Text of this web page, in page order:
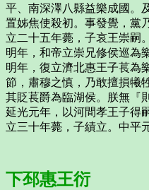
平、南深澤八縣益樂成國。
置姊焦使殺初。事發覺，黨
立二十五年薨，子哀王崇嗣
明年，和帝立崇兄修侯巡為
明年，復立濟北惠王子萇為
節，肅穆之慎，乃敢擅損犧
其貶萇爵為臨湖侯。朕無『
延光元年，以河間孝王子得
立三十年薨，子績立。中平
下邳惠王衍